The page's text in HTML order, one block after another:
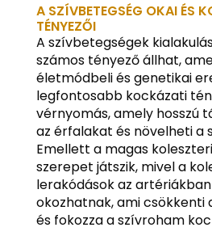
A SZÍVBETEGSÉG OKAI ÉS
TÉNYEZŐI
A szívbetegségek
számos tényező állhat,
életmódbeli és genetikai
legfontosabb kockázati
vérnyomás, amely hosszú
az érfalakat és növelheti a
Emellett a magas
szerepet játszik, mivel a
lerakódások az
okozhatnak, ami csökkenti
és fokozza a szívroham